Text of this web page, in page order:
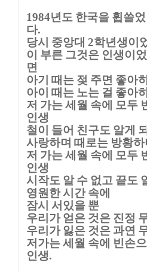
1984년도 한국을 휩쓸
다.
당시 중앙대 2학년생이
이 부른 그것은 인생이
면
아기 때는 젖 주면 좋아
아이 때는 노는 걸 좋아
저 가는 세월 속에 모두
인생
철이 들어 친구도 알게
사랑하며 때로는 방황하
저 가는 세월 속에 모두
인생
시작도 알 수 없고 끝도
영원한 시간 속에
잠시 서있을 뿐
우리가 얻은 것은 진정
우리가 잃은 것은 과연
저가는 세월 속에 빈손
인생.